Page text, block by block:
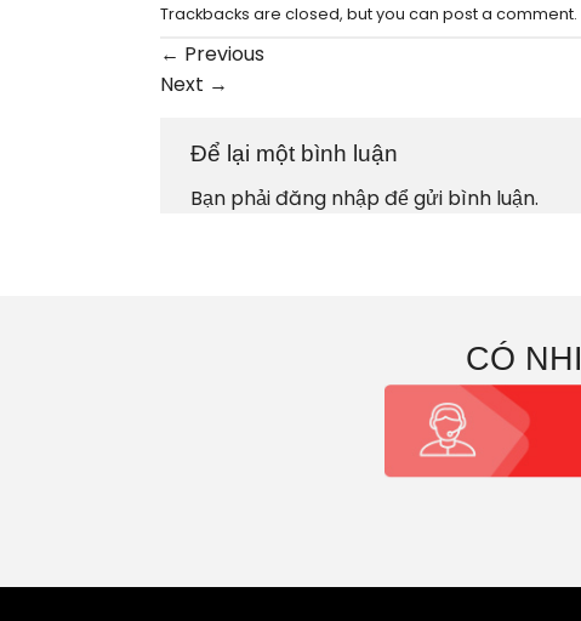
Trackbacks are closed, but you can post a comment.
← Previous
Next →
Để lại một bình luận
Bạn phảiđăng nhậpđể gửi bình luận.
CÓ